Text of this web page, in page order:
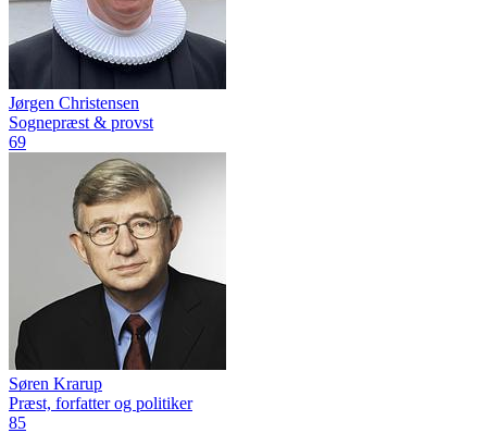
Jørgen Christensen
Sognepræst & provst
69
Søren Krarup
Præst, forfatter og politiker
85